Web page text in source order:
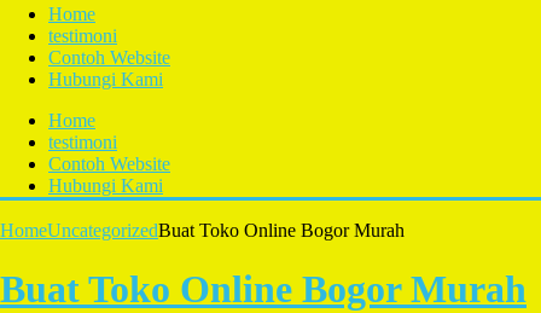
Home
testimoni
Contoh Website
Hubungi Kami
Home
testimoni
Contoh Website
Hubungi Kami
HomeUncategorizedBuat Toko Online Bogor Murah
Buat Toko Online Bogor Murah